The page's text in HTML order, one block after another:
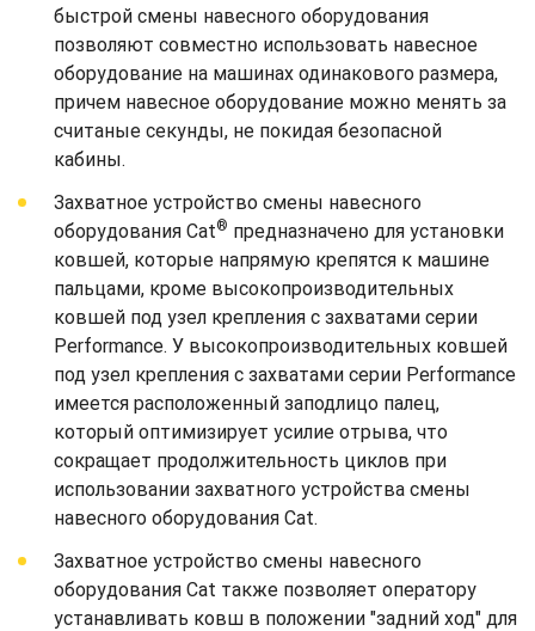
быстрой смены навесного оборудования
позволяют совместно использовать навесное
оборудование на машинах одинакового размера,
причем навесное оборудование можно менять за
считаные секунды, не покидая безопасной
кабины.
Захватное устройство смены навесного
оборудования Cat® предназначено для установки
ковшей, которые напрямую крепятся к машине
пальцами, кроме высокопроизводительных
ковшей под узел крепления с захватами серии
Performance. У высокопроизводительных ковшей
под узел крепления с захватами серии Performance
имеется расположенный заподлицо палец,
который оптимизирует усилие отрыва, что
сокращает продолжительность циклов при
использовании захватного устройства смены
навесного оборудования Cat.
Захватное устройство смены навесного
оборудования Cat также позволяет оператору
устанавливать ковш в положении "задний ход" для